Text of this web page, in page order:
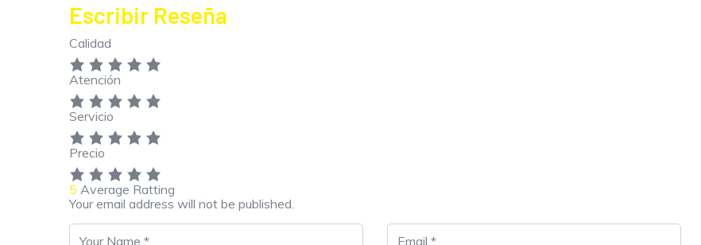
Escribir Reseña
Calidad
Atención
Servicio
Precio
5 Average Ratting
Your email address will not be published.